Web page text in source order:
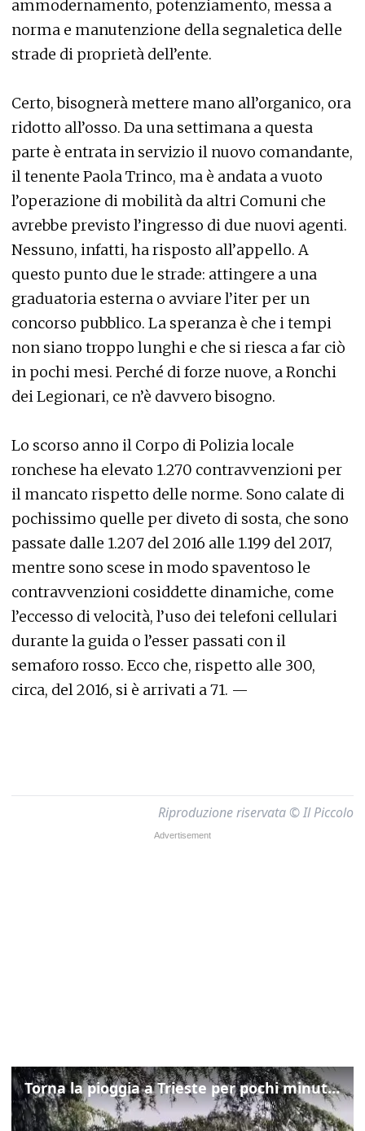
ammodernamento, potenziamento, messa a
norma e manutenzione della segnaletica delle
strade di proprietà dell’ente.
Certo, bisognerà mettere mano all’organico, ora
ridotto all’osso. Da una settimana a questa
parte è entrata in servizio il nuovo comandante,
il tenente Paola Trinco, ma è andata a vuoto
l’operazione di mobilità da altri Comuni che
avrebbe previsto l’ingresso di due nuovi agenti.
Nessuno, infatti, ha risposto all’appello. A
questo punto due le strade: attingere a una
graduatoria esterna o avviare l’iter per un
concorso pubblico. La speranza è che i tempi
non siano troppo lunghi e che si riesca a far ciò
in pochi mesi. Perché di forze nuove, a Ronchi
dei Legionari, ce n’è davvero bisogno.
Lo scorso anno il Corpo di Polizia locale
ronchese ha elevato 1.270 contravvenzioni per
il mancato rispetto delle norme. Sono calate di
pochissimo quelle per diveto di sosta, che sono
passate dalle 1.207 del 2016 alle 1.199 del 2017,
mentre sono scese in modo spaventoso le
contravvenzioni cosiddette dinamiche, come
l’eccesso di velocità, l’uso dei telefoni cellulari
durante la guida o l’esser passati con il
semaforo rosso. Ecco che, rispetto alle 300,
circa, del 2016, si è arrivati a 71. —
Riproduzione riservata © Il Piccolo
Torna la pioggia a Trieste per pochi minuti: ma il caldo non molla